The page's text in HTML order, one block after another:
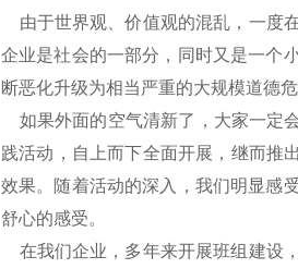
由于世界观、价值观的混乱，一度
企业是社会的一部分，同时又是一个
断恶化升级为相当严重的大规模道德危
如果外面的空气清新了，大家一定
践活动，自上而下全面开展，继而推
效果。随着活动的深入，我们明显感
舒心的感受。
在我们企业，多年来开展班组建设